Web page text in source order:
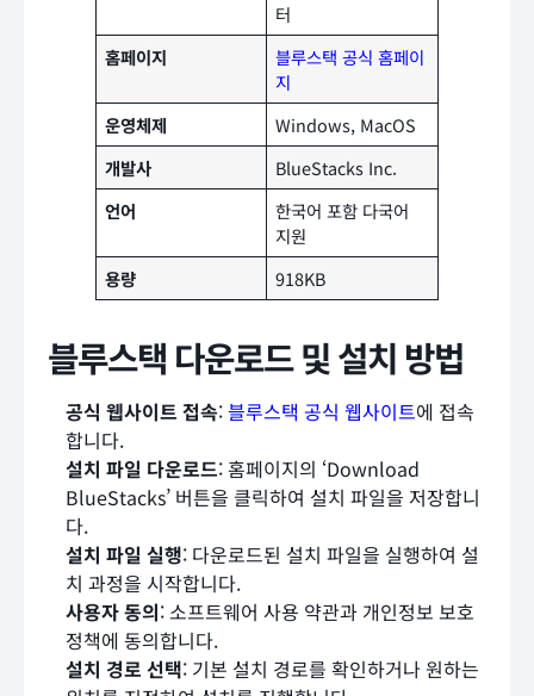
터
홈페이지
블루스택 공식 홈페이
지
운영체제
Windows, MacOS
개발사
BlueStacks Inc.
언어
한국어 포함 다국어
지원
용량
918KB
블루스택 다운로드 및 설치 방법
공식 웹사이트 접속:블루스택 공식 웹사이트에 접속
합니다.
설치 파일 다운로드: 홈페이지의 ‘Download
BlueStacks’ 버튼을 클릭하여 설치 파일을 저장합니
다.
설치 파일 실행: 다운로드된 설치 파일을 실행하여 설
치 과정을 시작합니다.
사용자 동의: 소프트웨어 사용 약관과 개인정보 보호
정책에 동의합니다.
설치 경로 선택: 기본 설치 경로를 확인하거나 원하는